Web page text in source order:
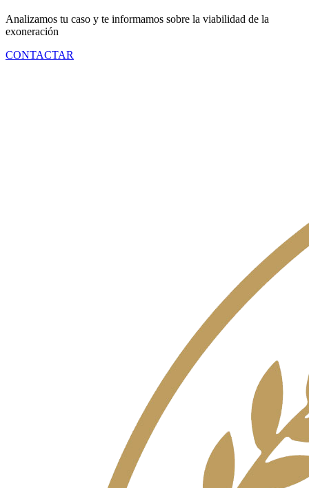
Analizamos tu caso y te informamos sobre la viabilidad de la
exoneración
CONTACTAR